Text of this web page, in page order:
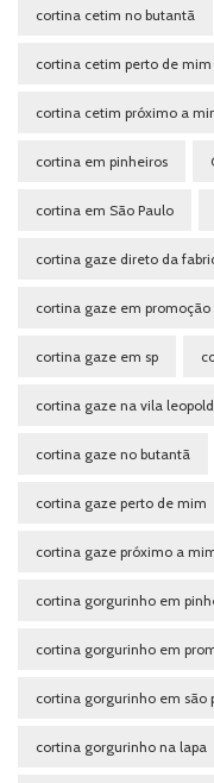
cortina cetim no butantã
cortina cetim perto de mim
cortina cetim próximo a
cortina em pinheiros
cortina em São Paulo
cortina gaze direto da
cortina gaze em promoção
cortina gaze em sp
cortina gaze na vila
cortina gaze no butantã
cortina gaze perto de mim
cortina gaze próximo a
cortina gorgurinho em
cortina gorgurinho em
cortina gorgurinho em são
cortina gorgurinho na lapa